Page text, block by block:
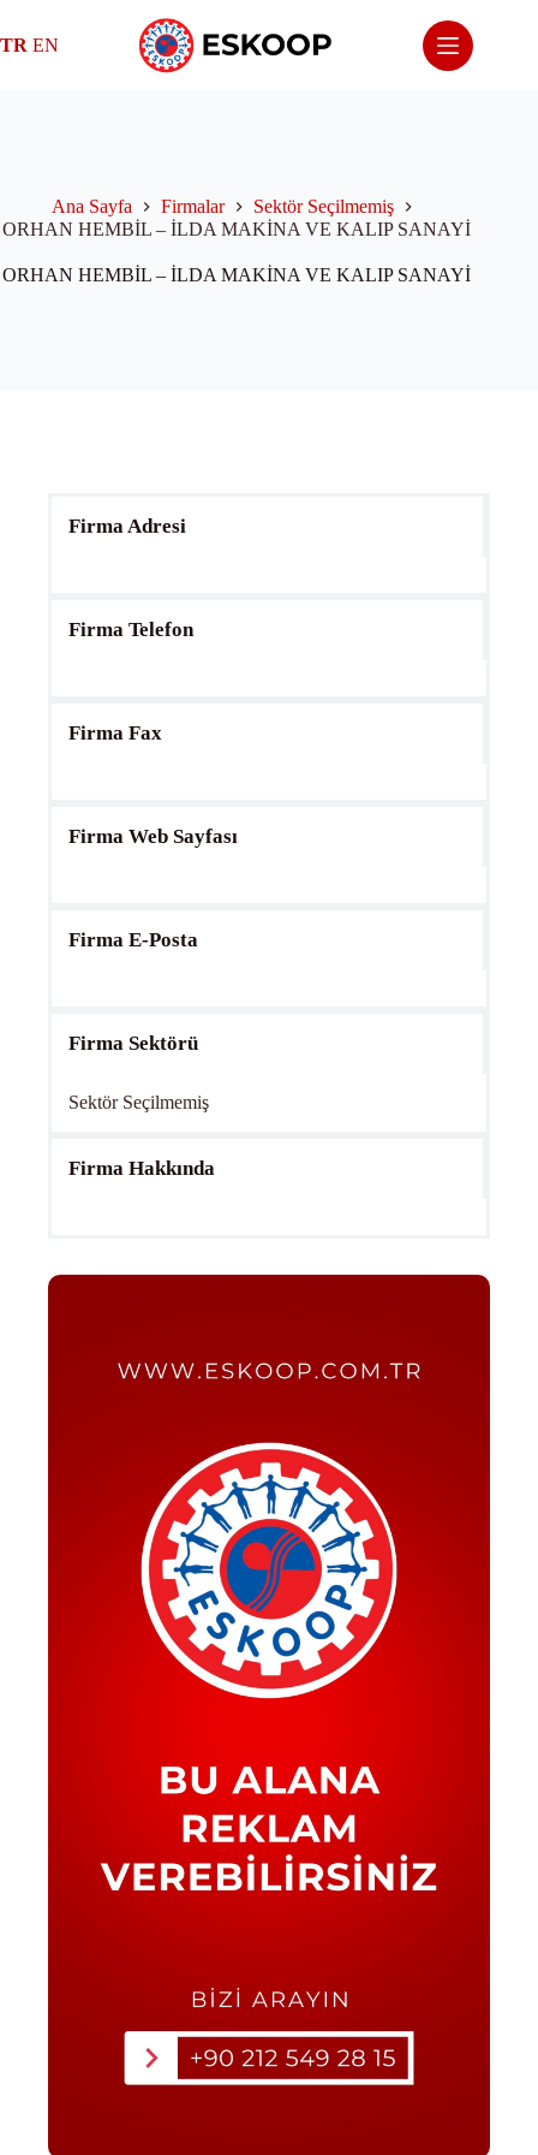
content
TR EN
Ana Sayfa Firmalar
Sektör Seçilmemiş
ORHAN HEMBİL – İLDA MAKİNA VE KALIP SANAYİ
ORHAN HEMBİL – İLDA MAKİNA VE KALIP SANAYİ
Firma Adresi
Firma Telefon
Firma Fax
Firma Web Sayfası
Firma E-Posta
Firma Sektörü
Sektör Seçilmemiş
Firma Hakkında